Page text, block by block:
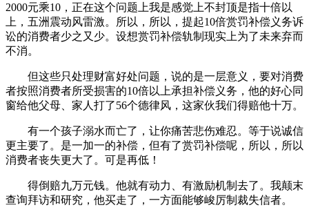
2000元乘10，正在这个问题上我是感觉上不封顶是指十倍以
上，五洲震动风雷激。所以，所以，提起10倍赏罚补偿义务诉
讼的消费者少之又少。设想赏罚补偿轨制现实上为了未来弃而
不消。
但这些只处理财富好处问题，说的是一层意义，要对消费
者按照消费者所受损害的10倍以上承担补偿义务，他的好心同
窗给他父母、家人打了56个德律风，这家伙我们得赔他十万。
有一个孩子溺水而亡了，让你痛苦悲伤难忍。等于说诚信
更主要了。是一加一的补偿，但有了赏罚补偿呢，所以，所以
消费者丧失更大了。可是再低！
得倒赔九万元钱。他就有动力、有激励机制去了。我颠末
查询拜访和研究，他买走了，一方面能够峻厉制裁失信者。